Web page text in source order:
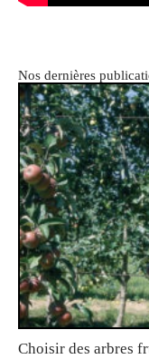
Nos dernières
Choisir des arbres